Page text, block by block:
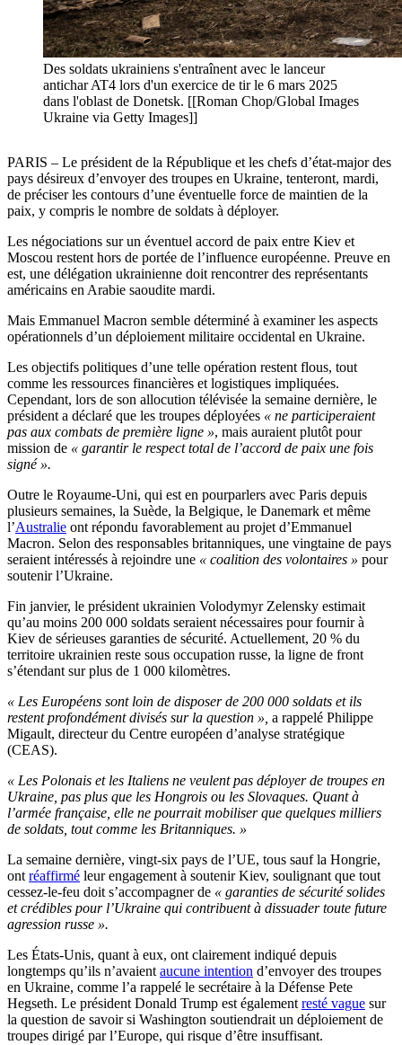
Des soldats ukrainiens s'entraînent avec le lanceur
antichar AT4 lors d'un exercice de tir le 6 mars 2025
dans l'oblast de Donetsk. [[Roman Chop/Global Images
Ukraine via Getty Images]]
PARIS – Le président de la République et les chefs d’état-major des
pays désireux d’envoyer des troupes en Ukraine, tenteront, mardi,
de préciser les contours d’une éventuelle force de maintien de la
paix, y compris le nombre de soldats à déployer.
Les négociations sur un éventuel accord de paix entre Kiev et
Moscou restent hors de portée de l’influence européenne. Preuve en
est, une délégation ukrainienne doit rencontrer des représentants
américains en Arabie saoudite mardi.
Mais Emmanuel Macron semble déterminé à examiner les aspects
opérationnels d’un déploiement militaire occidental en Ukraine.
Les objectifs politiques d’une telle opération restent flous, tout
comme les ressources financières et logistiques impliquées.
Cependant, lors de son allocution télévisée la semaine dernière, le
président a déclaré que les troupes déployées « ne participeraient
pas aux combats de première ligne », mais auraient plutôt pour
mission de « garantir le respect total de l’accord de paix une fois
signé ».
Outre le Royaume-Uni, qui est en pourparlers avec Paris depuis
plusieurs semaines, la Suède, la Belgique, le Danemark et même
l’Australie ont répondu favorablement au projet d’Emmanuel
Macron. Selon des responsables britanniques, une vingtaine de pays
seraient intéressés à rejoindre une « coalition des volontaires » pour
soutenir l’Ukraine.
Fin janvier, le président ukrainien Volodymyr Zelensky estimait
qu’au moins 200 000 soldats seraient nécessaires pour fournir à
Kiev de sérieuses garanties de sécurité. Actuellement, 20 % du
territoire ukrainien reste sous occupation russe, la ligne de front
s’étendant sur plus de 1 000 kilomètres.
« Les Européens sont loin de disposer de 200 000 soldats et ils
restent profondément divisés sur la question », a rappelé Philippe
Migault, directeur du Centre européen d’analyse stratégique
(CEAS).
« Les Polonais et les Italiens ne veulent pas déployer de troupes en
Ukraine, pas plus que les Hongrois ou les Slovaques. Quant à
l’armée française, elle ne pourrait mobiliser que quelques milliers
de soldats, tout comme les Britanniques. »
La semaine dernière, vingt-six pays de l’UE, tous sauf la Hongrie,
ont réaffirmé leur engagement à soutenir Kiev, soulignant que tout
cessez-le-feu doit s’accompagner de « garanties de sécurité solides
et crédibles pour l’Ukraine qui contribuent à dissuader toute future
agression russe ».
Les États-Unis, quant à eux, ont clairement indiqué depuis
longtemps qu’ils n’avaient aucune intention d’envoyer des troupes
en Ukraine, comme l’a rappelé le secrétaire à la Défense Pete
Hegseth. Le président Donald Trump est également resté vague sur
la question de savoir si Washington soutiendrait un déploiement de
troupes dirigé par l’Europe, qui risque d’être insuffisant.